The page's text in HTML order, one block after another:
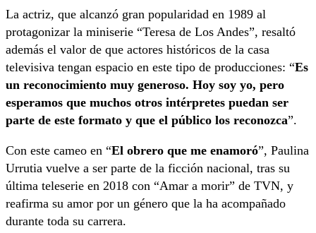
La actriz, que alcanzó gran popularidad en 1989 al
protagonizar la miniserie “Teresa de Los Andes”, resaltó
además el valor de que actores históricos de la casa
televisiva tengan espacio en este tipo de producciones: “Es
un reconocimiento muy generoso. Hoy soy yo, pero
esperamos que muchos otros intérpretes puedan ser
parte de este formato y que el público los reconozca”.
Con este cameo en “El obrero que me enamoró”, Paulina
Urrutia vuelve a ser parte de la ficción nacional, tras su
última teleserie en 2018 con “Amar a morir” de TVN, y
reafirma su amor por un género que la ha acompañado
durante toda su carrera.